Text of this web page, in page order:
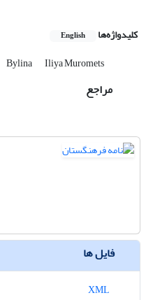
کلیدواژه‌ها English
Bylina Iliya Muromets
مراجع
فایل ها